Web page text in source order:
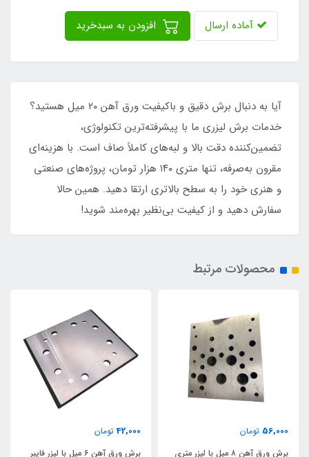
آماده ارسال
آیا به دنبال برش دقیق و باکیفیت ورق آهن ۲۰ میل هستید؟
خدمات برش لیزری ما با پیشرفته‌ترین تکنولوژی،
تضمین‌کننده دقت بالا و لبه‌های کاملاً صاف است. با هزینه‌ای
مقرون به‌صرفه، تنها متری ۱۴۰ هزار تومان، پروژه‌های صنعتی
و هنری خود را به سطح بالاتری ارتقا دهید. همین حالا
سفارش دهید و از کیفیت بی‌نظیر بهره‌مند شوید!
محصولات مرتبط
56,000 تومان
برش ورق آهن ۸ میل با لیزر متری
42,000 تومان
برش ورق آهن ۶ میل با لیزر فایبر